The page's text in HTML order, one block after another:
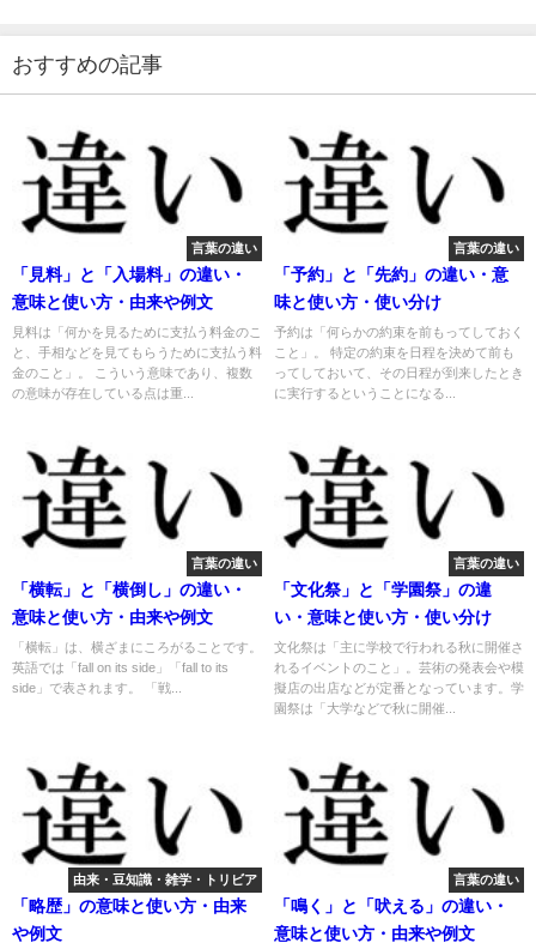
おすすめの記事
言葉の違い
「見料」と「入場料」の違い・
意味と使い方・由来や例文
見料は「何かを見るために支払う料金のこ
と、手相などを見てもらうために支払う料
金のこと」。 こういう意味であり、複数
の意味が存在している点は重...
言葉の違い
「予約」と「先約」の違い・意
味と使い方・使い分け
予約は「何らかの約束を前もってしておく
こと」。 特定の約束を日程を決めて前も
ってしておいて、その日程が到来したとき
に実行するということになる...
言葉の違い
「横転」と「横倒し」の違い・
意味と使い方・由来や例文
「横転」は、横ざまにころがることです。
英語では「fall on its side」「fall to its
side」で表されます。 「戦...
言葉の違い
「文化祭」と「学園祭」の違
い・意味と使い方・使い分け
文化祭は「主に学校で行われる秋に開催さ
れるイベントのこと」。芸術の発表会や模
擬店の出店などが定番となっています。学
園祭は「大学などで秋に開催...
由来・豆知識・雑学・トリビア
「略歴」の意味と使い方・由来
や例文
言葉の違い
「鳴く」と「吠える」の違い・
意味と使い方・由来や例文